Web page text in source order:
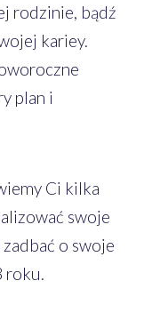
rodzinie, bądź
kariey.
plan i
Ci kilka
swoje
o swoje
roku.